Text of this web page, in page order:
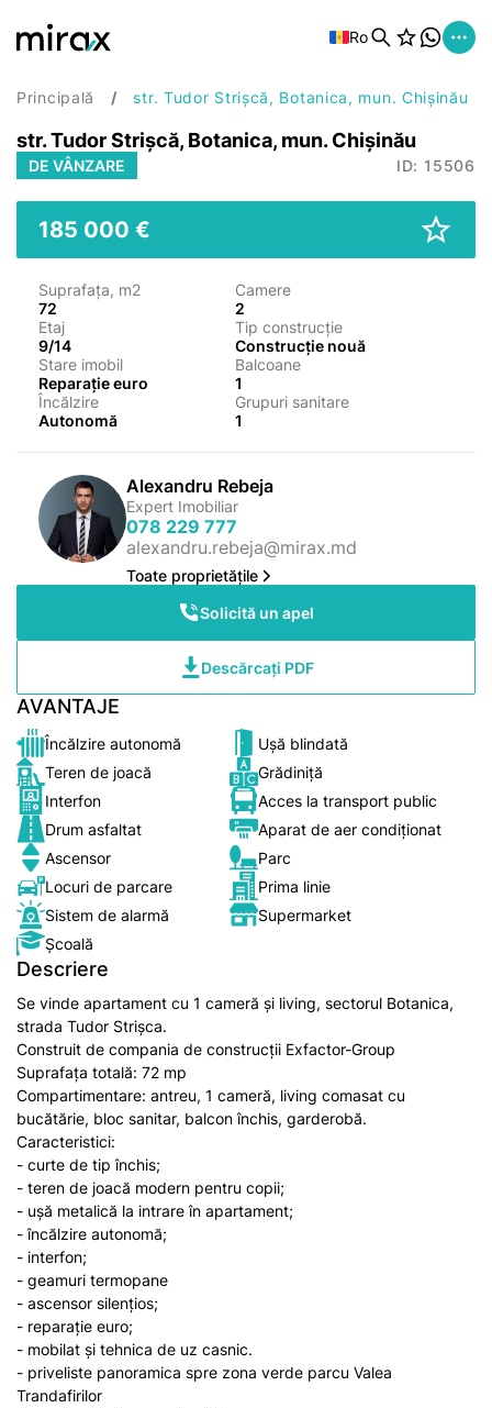
Ro
Principală str. Tudor Strișcă, Botanica, mun. Chișinău
str. Tudor Strișcă, Botanica, mun. Chișinău
DE VÂNZARE ID: 15506
185 000 €
Suprafața, m2
72
Camere
2
Etaj
9/14
Tip construcție
Construcție nouă
Stare imobil
Reparație euro
Balcoane
1
Încălzire
Autonomă
Grupuri sanitare
1
Alexandru Rebeja
Expert Imobiliar
078 229 777
alexandru.rebeja@mirax.md
Toate proprietățile
Solicită un apel
Descărcați PDF
AVANTAJE
Încălzire autonomă
Ușă blindată
Teren de joacă
Grădiniță
Interfon
Acces la transport public
Drum asfaltat
Aparat de aer condiționat
Ascensor
Parc
Locuri de parcare
Prima linie
Sistem de alarmă
Supermarket
Școală
Descriere
Se vinde apartament cu 1 cameră și living, sectorul Botanica,
strada Tudor Strișca.
Construit de compania de construcții Exfactor-Group
Suprafața totală: 72 mp
Compartimentare: antreu, 1 cameră, living comasat cu
bucătărie, bloc sanitar, balcon închis, garderobă.
Caracteristici:
- curte de tip închis;
- teren de joacă modern pentru copii;
- ușă metalică la intrare în apartament;
- încălzire autonomă;
- interfon;
- geamuri termopane
- ascensor silențios;
- reparație euro;
- mobilat și tehnica de uz casnic.
- priveliste panoramica spre zona verde parcu Valea
Trandafirilor